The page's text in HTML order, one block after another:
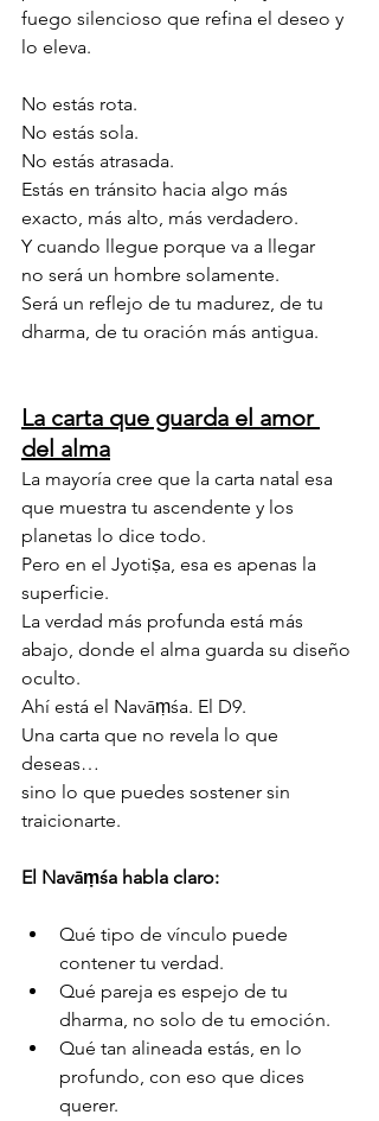
fuego silencioso que refina el deseo y
lo eleva.
No estás rota.
No estás sola.
No estás atrasada.
Estás en tránsito hacia algo más
exacto, más alto, más verdadero.
Y cuando llegue porque va a llegar
no será un hombre solamente.
Será un reflejo de tu madurez, de tu
dharma, de tu oración más antigua.
La carta que guarda el amor
del alma
La mayoría cree que la carta natal esa
que muestra tu ascendente y los
planetas lo dice todo.
Pero en el Jyotiṣa, esa es apenas la
superficie.
La verdad más profunda está más
abajo, donde el alma guarda su diseño
oculto.
Ahí está el Navāṃśa. El D9.
Una carta que no revela lo que
deseas…
sino lo que puedes sostener sin
traicionarte.
El Navāṃśa habla claro:
Qué tipo de vínculo puede
contener tu verdad.
Qué pareja es espejo de tu
dharma, no solo de tu emoción.
Qué tan alineada estás, en lo
profundo, con eso que dices
querer.